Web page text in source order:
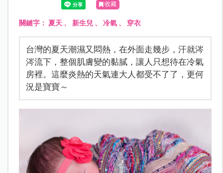
收藏
關鍵字： 夏天、 新生兒、 冷氣、 穿衣
台灣的夏天潮濕又悶熱，在外面走幾步，汗就涔
涔流下，整個肌膚變的黏膩，讓人只想待在冷氣
房裡。這麼炎熱的天氣連大人都受不了了，更何
況是寶寶～